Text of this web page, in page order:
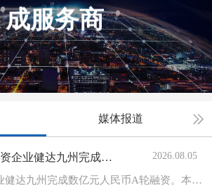
成服务商
媒体报道
中关村发展集团投资企业健达九州完成数亿元融资 推进脑疾病的精准疗法加速上市 2026.08.05
近日，集团直投企业健达九州完成数亿元人民币A轮融资。本轮融资由太平医疗健康基金领投、老股东华泰紫金旗下基金追加投资。高榕创投、达晨财智、中信资本、博拓生物脑机基金等多家机构跟投，北京市医...